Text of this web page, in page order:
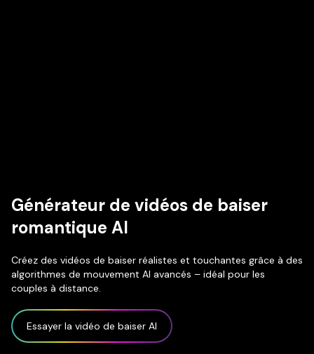
Générateur de vidéos de baiser
romantique AI
Créez des vidéos de baiser réalistes et touchantes grâce à des
algorithmes de mouvement AI avancés – idéal pour les
couples à distance.
Essayer la vidéo de baiser AI